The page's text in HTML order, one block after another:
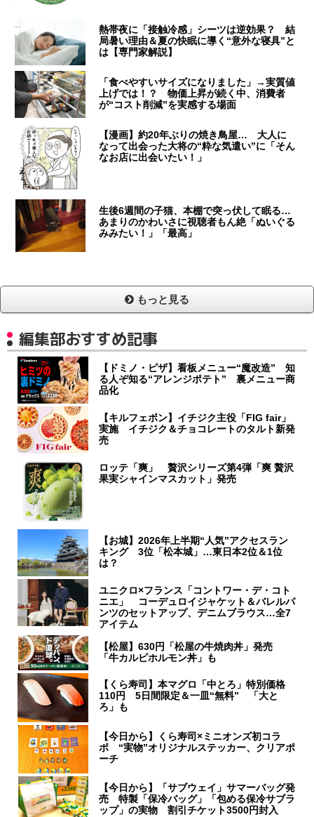
熱帯夜に「接触冷感」シーツは逆効果？ 結
局暑い理由＆夏の快眠に導く“意外な寝具”と
は【専門家解説】
「食べやすいサイズになりました」→実質値
上げでは！？ 物価上昇が続く中、消費者
が“コスト削減”を実感する場面
【漫画】約20年ぶりの焼き鳥屋… 大人に
なって出会った大将の“粋な気遣い”に「そん
なお店に出会いたい！」
生後6週間の子猫、本棚で突っ伏して眠る…
あまりのかわいさに視聴者もん絶「ぬいぐる
みみたい！」「最高」
もっと見る
編集部おすすめ記事
【ドミノ・ピザ】看板メニュー“魔改造” 知
る人ぞ知る“アレンジポテト” 裏メニュー商
品化
【キルフェボン】イチジク主役「FIG fair」
実施 イチジク＆チョコレートのタルト新発
売
ロッテ「爽」 贅沢シリーズ第4弾「爽 贅沢
果実シャインマスカット」発売
【お城】2026年上半期“人気”アクセスラン
キング 3位「松本城」…東日本2位＆1位
は？
ユニクロ×フランス「コントワー・デ・コト
ニエ」 コーデュロイジャケット＆バレルパ
ンツのセットアップ、デニムブラウス…全7
アイテム
【松屋】630円「松屋の牛焼肉丼」発売
「牛カルビホルモン丼」も
【くら寿司】本マグロ「中とろ」特別価格
110円 5日間限定＆一皿“無料” 「大と
ろ」も
【今日から】くら寿司×ミニオンズ初コラ
ボ “実物”オリジナルステッカー、クリアポ
ーチ
【今日から】「サブウェイ」サマーバッグ発
売 特製「保冷バッグ」「包める保冷サブラ
ップ」の実物 割引チケット3500円封入